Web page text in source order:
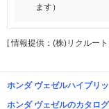
ます）
[ 情報提供：(株)リクルー
ホンダ ヴェゼルハイブリ
ホンダ ヴェゼルのカタロ